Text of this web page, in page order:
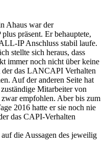
Ahaus war der
präsent. Er behauptete,
IP Anschluss stabil laufe.
stellte sich heraus, dass
immer noch nicht über keine
das LANCAPI Verhalten
Auf der anderen Seite hat
Mitarbeiter von
empfohlen. Aber bis zum
2016 hatte er sie noch nie
das CAPI-Verhalten
die Aussagen des jeweilig